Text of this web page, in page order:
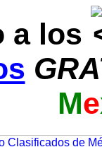
a los
Me